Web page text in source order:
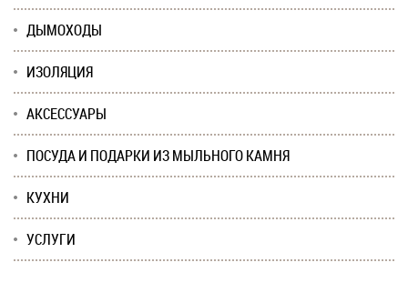
ДЫМОХОДЫ
ИЗОЛЯЦИЯ
АКСЕССУАРЫ
ПОСУДА И ПОДАРКИ ИЗ МЫЛЬНОГО КАМНЯ
КУХНИ
УСЛУГИ